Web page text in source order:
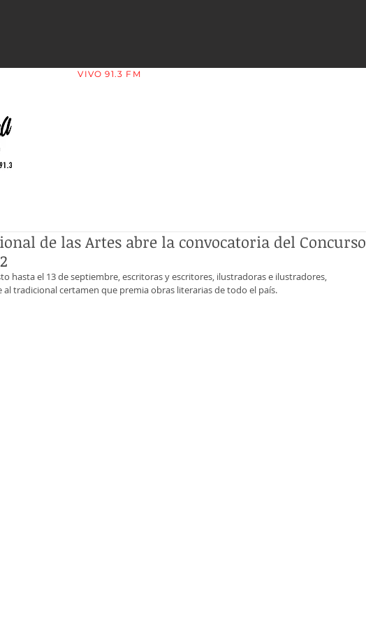
VIVO 91.3 FM
de las Artes abre la convocatoria del Concurso
hasta el 13 de septiembre, escritoras y escritores, ilustradoras e ilustradores,
al tradicional certamen que premia obras literarias de todo el país.